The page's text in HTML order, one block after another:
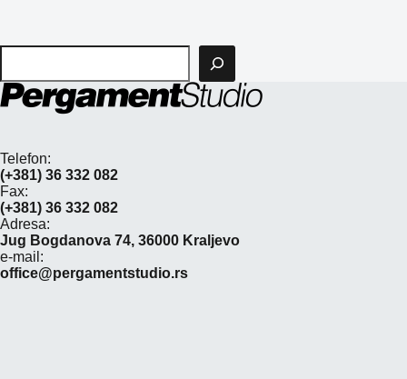
Pretraga
Telefon:
(+381) 36 332 082
Fax:
(+381) 36 332 082
Adresa:
Jug Bogdanova 74, 36000 Kraljevo
e-mail:
office@pergamentstudio.rs